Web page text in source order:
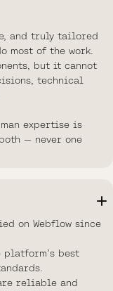
and truly tailored
most of the work.
but it cannot
technical
expertise is
— never one
on Webflow since
platform’s best
reliable and